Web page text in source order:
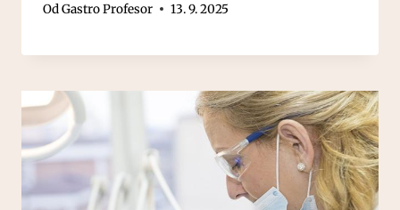
OdGastro Profesor 13. 9. 2025